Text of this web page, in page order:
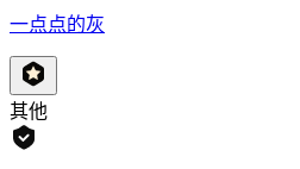
一点点的灰
其他